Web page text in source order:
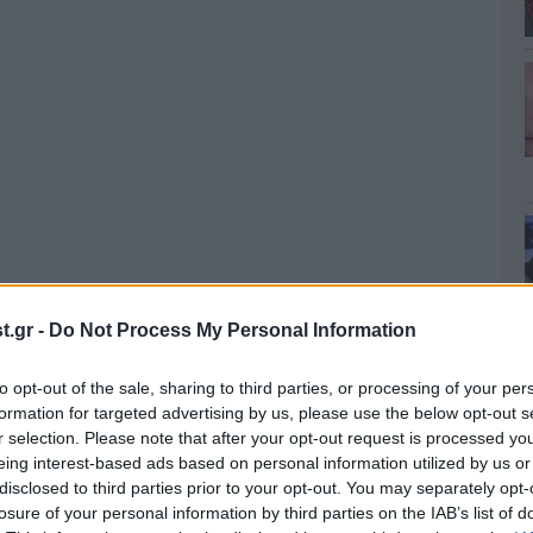
- Do Not Process My Personal Information
opt-out of the sale, sharing to third parties, or processing of your
for targeted advertising by us, please use the below opt-out
selection. Please note that after your opt-out request is processed
interest-based ads based on personal information utilized by us
to third parties prior to your opt-out. You may separately
of your personal information by third parties on the IAB’s list of
Περπατάρης σχολίασε την κίνηση των
τάκο, αφού το ζήτησε ο ίδιος: «Χθες στο
παιδιά να ψηφίσουν εμένα, γιατί πάνω κάτω
ίδιο επίπεδο. Μόλις βγήκαν από τη μονομαχία
λοιπόν, πως είναι δίκαιο να πάω εγώ στη